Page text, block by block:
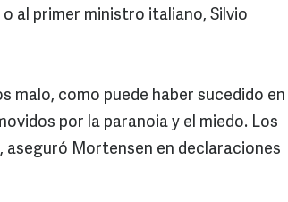
al primer ministro italiano, Silvio
malo, como puede haber sucedido en
por la paranoia y el miedo. Los
aseguró Mortensen en declaraciones